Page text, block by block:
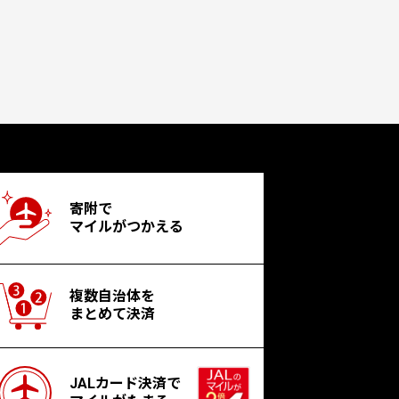
寄附で
マイルがつかえる
複数自治体を
まとめて決済
JALカード決済で